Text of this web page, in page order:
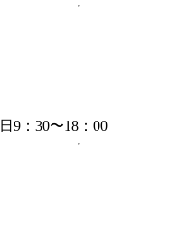
9：30〜18：00